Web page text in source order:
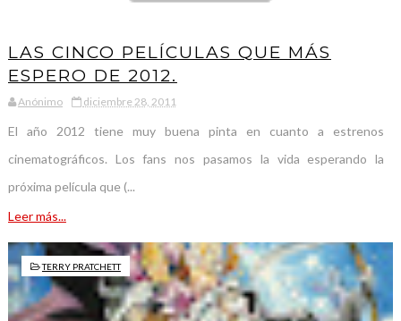
LAS CINCO PELÍCULAS QUE MÁS
ESPERO DE 2012.
Anónimo diciembre 28, 2011
El año 2012 tiene muy buena pinta en cuanto a estrenos
cinematográficos. Los fans nos pasamos la vida esperando la
próxima película que (...
Leer más...
TERRY PRATCHETT